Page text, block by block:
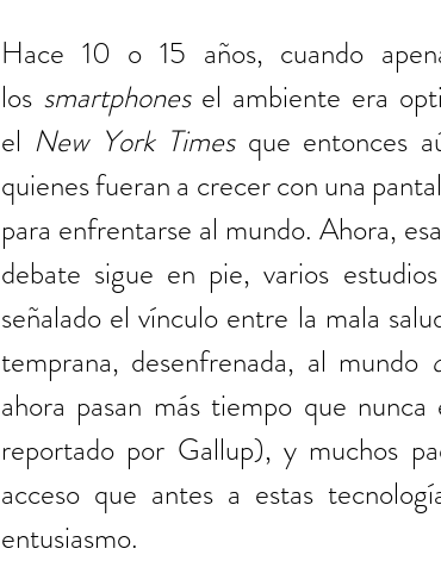
Hace 10 o 15 años, cuando
los smartphones el ambiente era
el New York Times que entonces
quienes fueran a crecer con una
para enfrentarse al mundo. Ahora,
debate sigue en pie, varios
señalado el vínculo entre la mala
temprana, desenfrenada, al mundo
ahora pasan más tiempo que
reportado por Gallup), y muchos
acceso que antes a estas
entusiasmo.